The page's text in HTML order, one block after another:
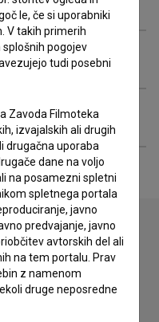
lahko stopite v
Veseli bomo vaših
le, če si uporabniki
V takih primerih
pogojev
tudi posebni
Zavoda Filmoteka
izvajalskih ali drugih
drugačna uporaba
dane na voljo
na posamezni spletni
spletnega portala
javno
predvajanje, javno
avtorskih del ali
na tem portalu. Prav
z namenom
druge neposredne